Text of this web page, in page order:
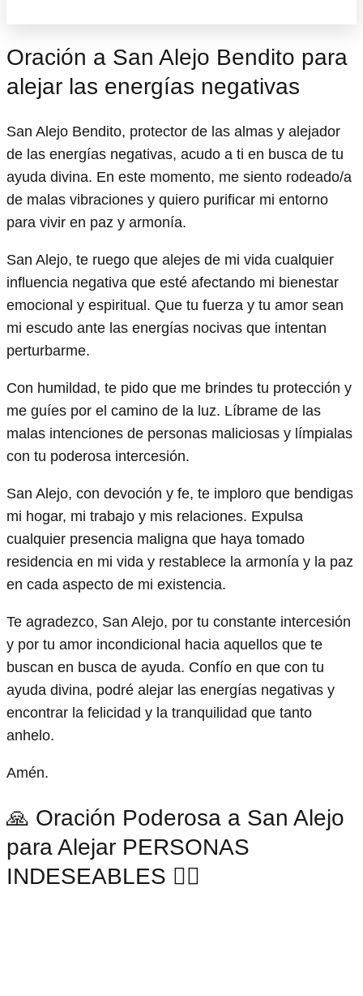
Oración a San Alejo Bendito para
alejar las energías negativas
San Alejo Bendito, protector de las almas y alejador
de las energías negativas, acudo a ti en busca de tu
ayuda divina. En este momento, me siento rodeado/a
de malas vibraciones y quiero purificar mi entorno
para vivir en paz y armonía.
San Alejo, te ruego que alejes de mi vida cualquier
influencia negativa que esté afectando mi bienestar
emocional y espiritual. Que tu fuerza y tu amor sean
mi escudo ante las energías nocivas que intentan
perturbarme.
Con humildad, te pido que me brindes tu protección y
me guíes por el camino de la luz. Líbrame de las
malas intenciones de personas maliciosas y límpialas
con tu poderosa intercesión.
San Alejo, con devoción y fe, te imploro que bendigas
mi hogar, mi trabajo y mis relaciones. Expulsa
cualquier presencia maligna que haya tomado
residencia en mi vida y restablece la armonía y la paz
en cada aspecto de mi existencia.
Te agradezco, San Alejo, por tu constante intercesión
y por tu amor incondicional hacia aquellos que te
buscan en busca de ayuda. Confío en que con tu
ayuda divina, podré alejar las energías negativas y
encontrar la felicidad y la tranquilidad que tanto
anhelo.
Amén.
🙏 Oración Poderosa a San Alejo
para Alejar PERSONAS
INDESEABLES 🙇‍♂️